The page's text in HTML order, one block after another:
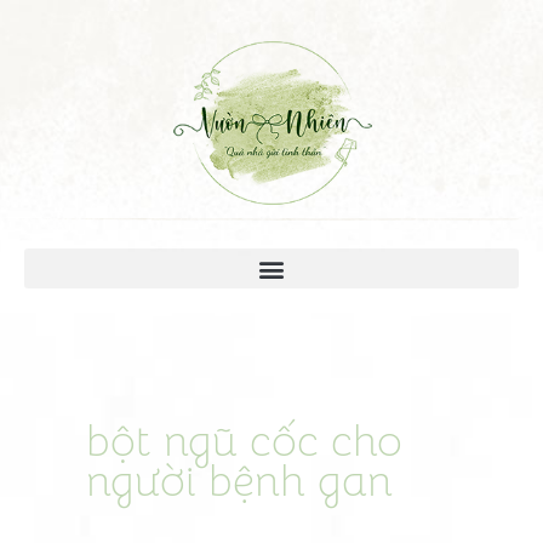
bột ngũ cốc cho
người bệnh gan